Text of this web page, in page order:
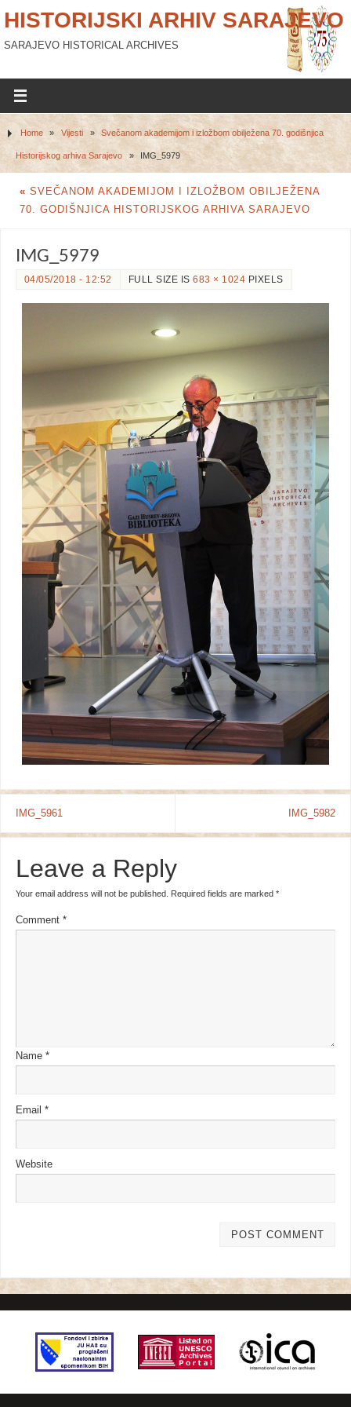
HISTORIJSKI ARHIV SARAJEVO
SARAJEVO HISTORICAL ARCHIVES
Home » Vijesti » Svečanom akademijom i izložbom obilježena 70. godišnjica
Historijskog arhiva Sarajevo » IMG_5979
« SVEČANOM AKADEMIJOM I IZLOŽBOM OBILJEŽENA
70. GODIŠNJICA HISTORIJSKOG ARHIVA SARAJEVO
IMG_5979
04/05/2018 - 12:52 FULL SIZE IS683 × 1024 PIXELS
IMG_5961 IMG_5982
Leave a Reply
Your email address will not be published. Required fields are marked *
Comment *
Name *
Email *
Website